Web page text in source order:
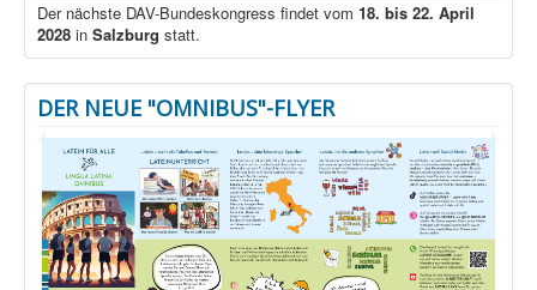
Der nächste DAV-Bundeskongress findet vom 18. bis 22. April
2028 in Salzburg statt.
DER NEUE "OMNIBUS"-FLYER